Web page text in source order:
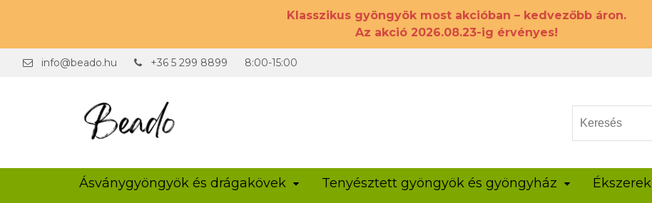
Klasszikus gyöngyök most akcióban – kedvezőbb áron.
Az akció 2026.08.23-ig érvényes!
info@beado.hu +36 5 299 8899 8:00-15:00
Ásványgyöngyök és drágakövek Tenyésztett gyöngyök és gyöngyház Ékszerek